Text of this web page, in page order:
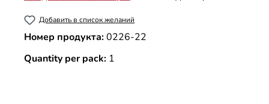
Добавить в список желаний
Номер продукта:0226-22
Quantity per pack: 1